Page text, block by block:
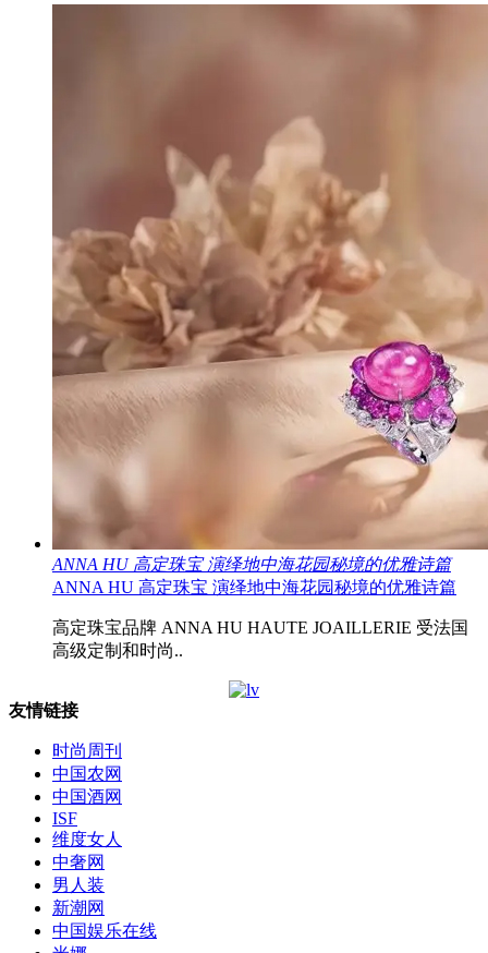
ANNA HU 高定珠宝 演绎地中海花园秘境的优雅诗篇
ANNA HU 高定珠宝 演绎地中海花园秘境的优雅诗篇
高定珠宝品牌 ANNA HU HAUTE JOAILLERIE 受法国
高级定制和时尚..
友情链接
时尚周刊
中国农网
中国酒网
ISF
维度女人
中奢网
男人装
新潮网
中国娱乐在线